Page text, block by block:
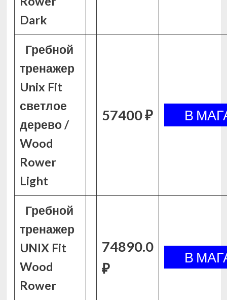
Dark
Гребной
тренажер
Unix Fit
светлое
дерево /
Wood
Rower
Light
57400 ₽
Гребной
тренажер
UNIX Fit
Wood
Rower
74890.0
₽